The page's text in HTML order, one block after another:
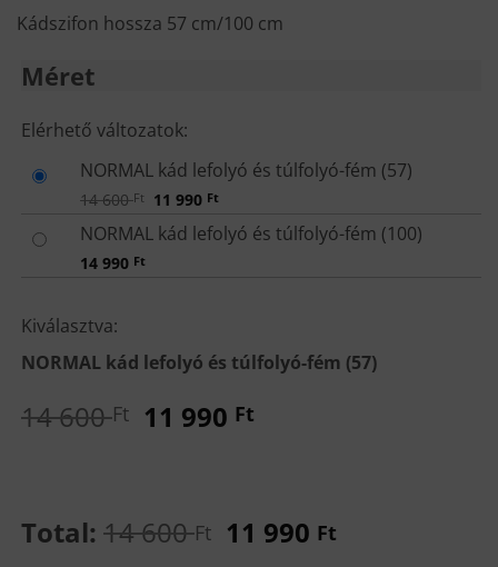
Kádszifon hossza 57 cm/100 cm
Méret
MÉRET
Elérhető változatok:
NORMAL kád lefolyó és túlfolyó-fém (57)
14 600Ft Original
was:
14
11 990 FtCurrent
is:
11
NORMAL kád lefolyó és túlfolyó-fém (100)
14 990 Ft
Kiválasztva:
NORMAL kád lefolyó és túlfolyó-fém (57)
14 600Ft Original
600 Ft.
11 990 Ft
990 Ft.
Total: 14 600Ft 11 990 Ft